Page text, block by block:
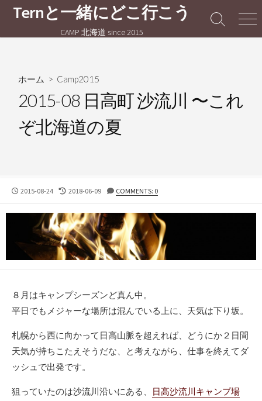
テ
Ternと一緒にどこ行こう
CAMP 北海道 since 2015
検
メ
ホーム > Camp2015
2015-08 日高町 沙流川 〜これ
ぞ北海道の夏
公
日
2015-08-24
最
更
新
日
2018-06-09 COMMENTS: 0
８月はキャンプシーズンど真ん中。
平日でもメジャーな場所は混んでいる上に、天気は下り坂。
札幌から西に向かって日高山脈を超えれば、どうにか２日間
天気が持ちこたえそうだな、と考えながら、仕事を終えてダ
ッシュで出発です。
狙っていたのは沙流川沿いにある、
日高沙流川キャンプ場